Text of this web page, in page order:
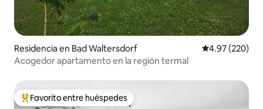
Residencia en Bad Waltersdorf Calificación
4.97 (220)
Acogedor apartamento en la región termal
De los mejores en Favorito entre huéspedes
Favorito entre huéspedes